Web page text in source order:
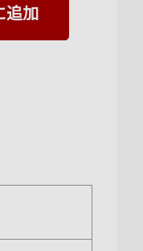
追加